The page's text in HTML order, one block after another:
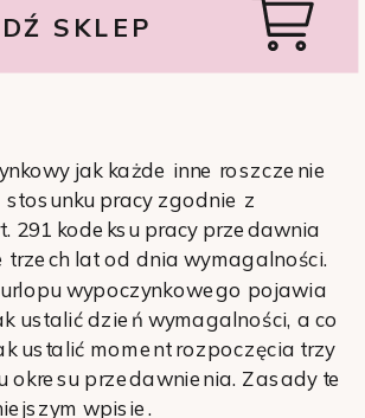
jak każde inne roszczenie
pracy zgodnie z
291 kodeksu pracy przedawnia
trzech lat od dnia wymagalności.
wypoczynkowego pojawia
ustalić dzień wymagalności, a co
ustalić moment rozpoczęcia trzy
okresu przedawnienia. Zasady te
wpisie.
SKLEP